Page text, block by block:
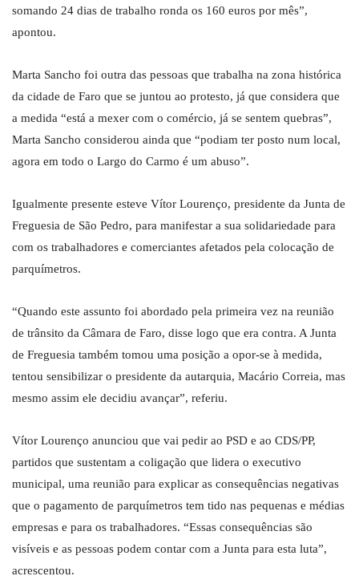
somando 24 dias de trabalho ronda os 160 euros por mês”,
apontou.
Marta Sancho foi outra das pessoas que trabalha na zona histórica
da cidade de Faro que se juntou ao protesto, já que considera que
a medida “está a mexer com o comércio, já se sentem quebras”,
Marta Sancho considerou ainda que “podiam ter posto num local,
agora em todo o Largo do Carmo é um abuso”.
Igualmente presente esteve Vítor Lourenço, presidente da Junta de
Freguesia de São Pedro, para manifestar a sua solidariedade para
com os trabalhadores e comerciantes afetados pela colocação de
parquímetros.
“Quando este assunto foi abordado pela primeira vez na reunião
de trânsito da Câmara de Faro, disse logo que era contra. A Junta
de Freguesia também tomou uma posição a opor-se à medida,
tentou sensibilizar o presidente da autarquia, Macário Correia, mas
mesmo assim ele decidiu avançar”, referiu.
Vítor Lourenço anunciou que vai pedir ao PSD e ao CDS/PP,
partidos que sustentam a coligação que lidera o executivo
municipal, uma reunião para explicar as consequências negativas
que o pagamento de parquímetros tem tido nas pequenas e médias
empresas e para os trabalhadores. “Essas consequências são
visíveis e as pessoas podem contar com a Junta para esta luta”,
acrescentou.